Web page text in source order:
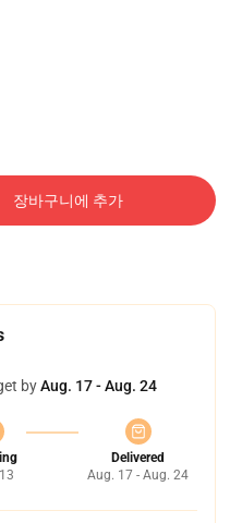
장바구니에 추가
byAug. 17 - Aug. 24
Delivered
Aug. 17 - Aug. 24